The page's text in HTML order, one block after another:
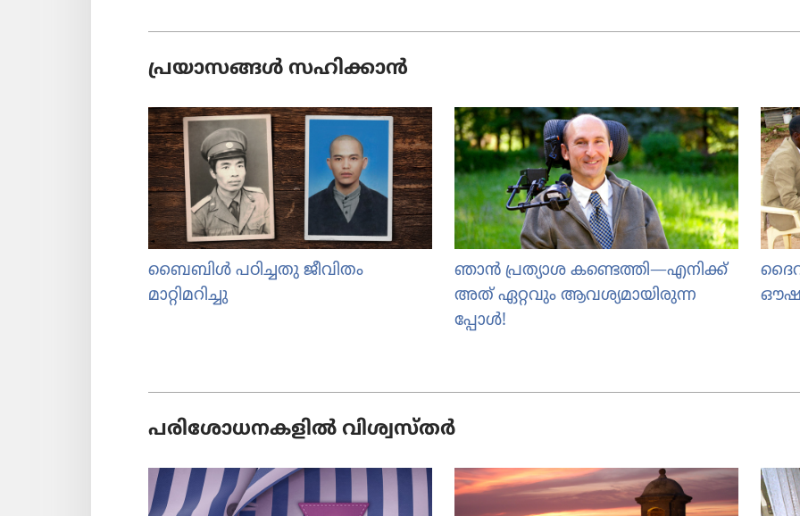
പ്രയാ​സങ്ങൾ സഹിക്കാൻ
ബൈബിൾ പഠിച്ചതു ജീവിതം
മാറ്റിമറിച്ചു
ഞാൻ പ്രത്യാശ കണ്ടെത്തി—എനിക്ക്
അത്‌ ഏറ്റവും ആവശ്യമായിരുന്ന
പ്പോൾ!
പരി​ശോ​ധ​ന​ക​ളിൽ വിശ്വ​സ്‌തർ